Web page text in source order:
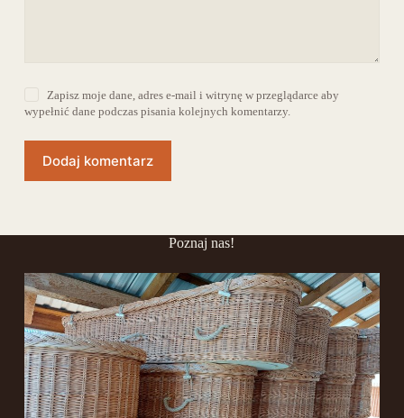
Zapisz moje dane, adres e-mail i witrynę w przeglądarce aby
wypełnić dane podczas pisania kolejnych komentarzy.
Dodaj komentarz
Poznaj nas!